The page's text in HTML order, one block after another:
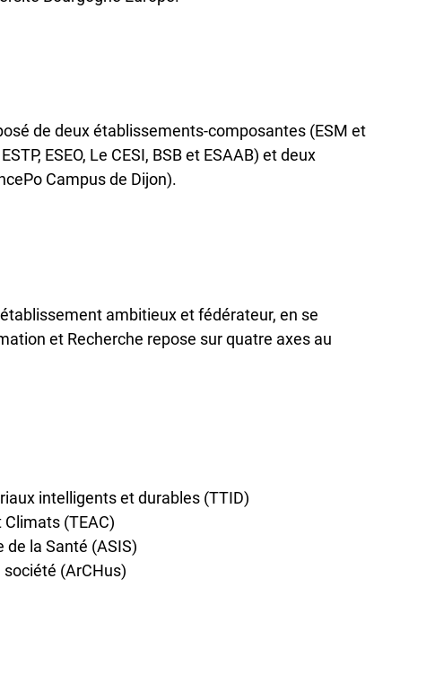
de deux établissements-composantes (ESM et
ESEO, Le CESI, BSB et ESAAB) et deux
Campus de Dijon).
ambitieux et fédérateur, en se
et Recherche repose sur quatre axes au
intelligents et durables (TTID)
(TEAC)
la Santé (ASIS)
(ArCHus)